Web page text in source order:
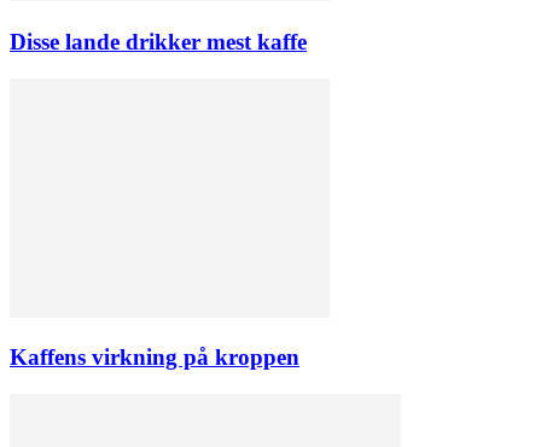
Disse lande drikker mest kaffe
Kaffens virkning på kroppen